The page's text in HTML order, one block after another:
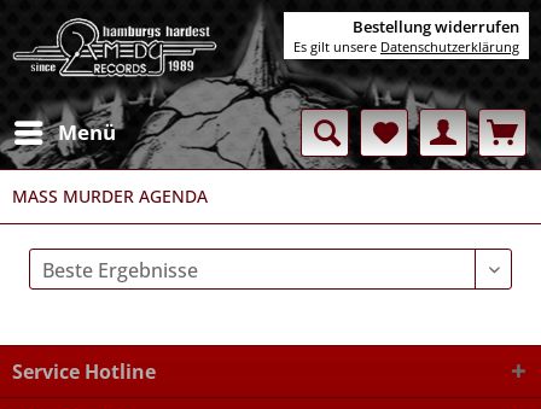
Menü
MASS MURDER AGENDA
Service Hotline
Bestellung widerrufen
Es gilt unsere Datenschutzerklärung